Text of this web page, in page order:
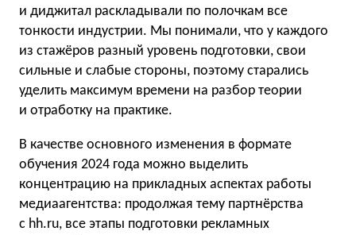
и диджитал раскладывали по полочкам все
тонкости индустрии. Мы понимали, что у каждого
из стажёров разный уровень подготовки, свои
сильные и слабые стороны, поэтому старались
уделить максимум времени на разбор теории
и отработку на практике.
В качестве основного изменения в формате
обучения 2024 года можно выделить
концентрацию на прикладных аспектах работы
медиаагентства: продолжая тему партнёрства
с hh.ru, все этапы подготовки рекламных